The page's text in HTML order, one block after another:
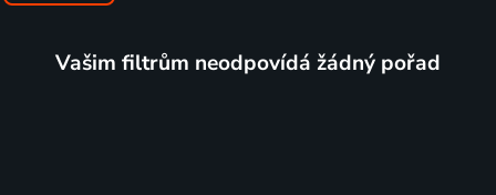
Vašim filtrům neodpovídá žádný pořad